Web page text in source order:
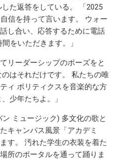
た返答をしている。 「2025
信を持って言います。 ウォー
し合い、応答するために電話
をいただきます。」
リーダーシップのポーズをと
はそれだけです。 私たちの唯
ィ ポリティクスを音楽的な方
少年たちよ。」
ミュージック) 多文化の歌と
キャンパス風景「アカデミ
す。 汚れた学生の衣装を着た
所のポータルを通って踊りま